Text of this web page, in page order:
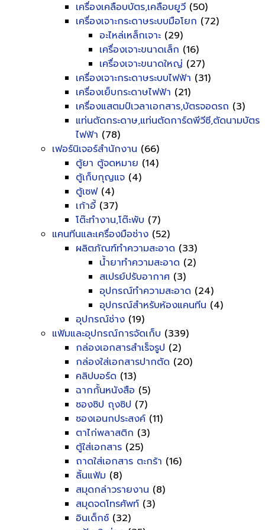
เครื่องเคลือบบัตร,เคลือบยูวี (50)
เครื่องเจาะกระดาษระบบมือโยก (72)
อะไหล่เหล็กเจาะ (29)
เครื่องเจาะขนาดเล็ก (16)
เครื่องเจาะขนาดใหญ่ (27)
เครื่องเจาะกระดาษระบบไฟฟ้า (31)
เครื่องเย็บกระดาษไฟฟ้า (21)
เครื่องแสตมป์เวลาเอกสาร,บัตรจอดรถ (3)
แท่นตัดกระดาษ,แท่นตัดการ์ดพีวีซี,ตัดนามบัตร
ไฟฟ้า (78)
เฟอร์นิเจอร์สำนักงาน (66)
ตู้ยา ตู้จดหมาย (14)
ตู้เก็บกุญแจ (4)
ตู้เซฟ(4)
เก้าอี้ (37)
โต๊ะทำงาน,โต๊ะพับ (7)
แคนทีนและเครื่องมือช่าง (52)
ผลิตภัณฑ์ทำความสะอาด (33)
น้ำยาทำความสะอาด (2)
สเปรย์ปรับอากาศ (3)
อุปกรณ์ทำความสะอาด (24)
อุปกรณ์สำหรับห้องแคนทีน (4)
อุปกรณ์ช่าง (19)
แฟ้มและอุปกรณ์การจัดเก็บ (339)
กล่องเอกสารสำเร็จรูป (2)
กล่องใส่เอกสารปากตัด (20)
คลิปบอร์ด (13)
ฉากกั้นหนังสือ (5)
ซองซิป ถุงซิป (7)
ซองเอนกประสงค์ (11)
ตาไก่พลาสติก (3)
ตู้ใส่เอกสาร (25)
ถาดใส่เอกสาร ตะกร้า (16)
ลิ้นแฟ้ม (8)
สมุดกล่าวรายงาน (8)
สมุดจดโทรศัพท์ (3)
อินเด็กซ์ (32)